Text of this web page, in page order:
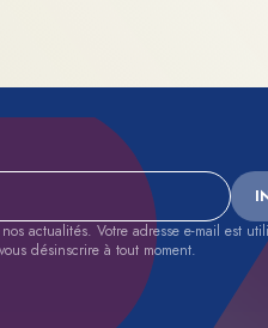
actualités. Votre adresse e-mail est
désinscrire à tout moment.